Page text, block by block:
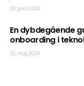
25. juni 2024
En dybdegående
onboarding i
15. maj 2024